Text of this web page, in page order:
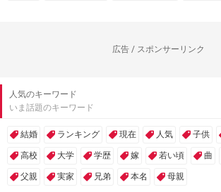
広告 / スポンサーリンク
人気のキーワード
いま話題のキーワード
結婚 ランキング 現在 人気 子供
高校 大学 学歴 嫁 若い頃 曲
父親 実家 兄弟 本名 母親